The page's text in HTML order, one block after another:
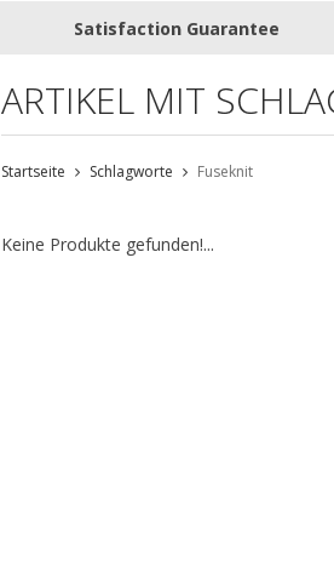
Satisfaction Guarantee
ARTIKEL MIT
Startseite Schlagworte Fuseknit
Keine Produkte gefunden!...